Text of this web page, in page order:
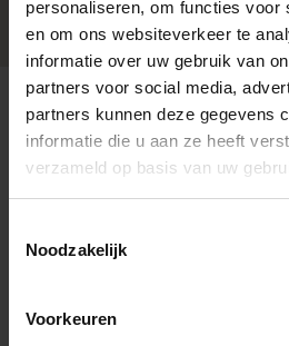
personaliseren, om functies voor
en om ons websiteverkeer te
informatie over uw gebruik van
partners voor social media,
partners kunnen deze gegevens
informatie die u aan ze heeft
verzameld op basis van uw
Noodzakelijk
Voorkeuren
0341-760088 Neem
Snelle service, accuraat en
behulpzaam. Al jaren
9